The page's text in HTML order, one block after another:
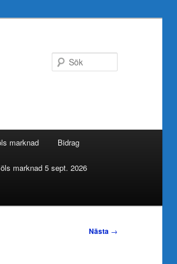
marknad Bidrag
marknad 5 sept. 2026
Nästa →